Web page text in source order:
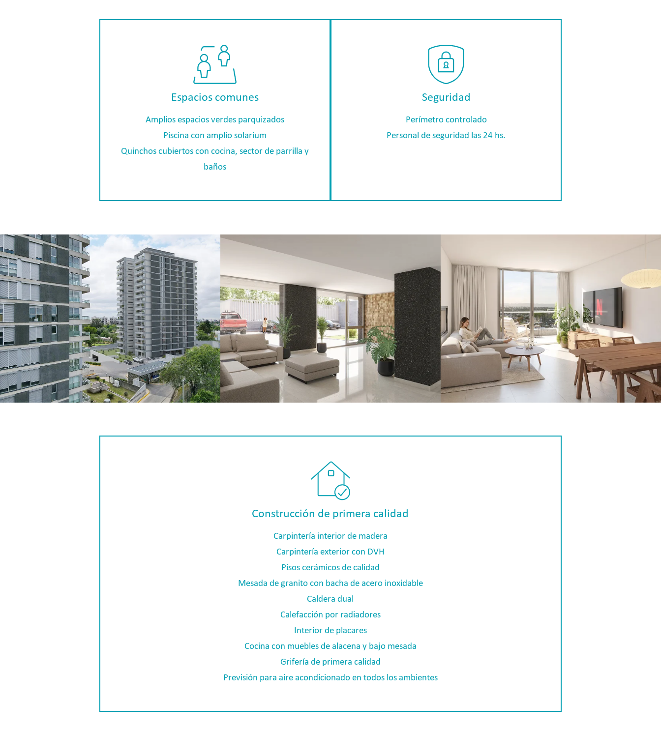
Espacios comunes
Amplios espacios verdes parquizados
Piscina con amplio solarium
Quinchos cubiertos con cocina, sector de parrilla y
baños
Seguridad
Perímetro controlado
Personal de seguridad las 24 hs.
Construcción de primera calidad
Carpintería interior de madera
Carpintería exterior con DVH
Pisos cerámicos de calidad
Mesada de granito con bacha de acero inoxidable
Caldera dual
Calefacción por radiadores
Interior de placares
Cocina con muebles de alacena y bajo mesada
Grifería de primera calidad
Previsión para aire acondicionado en todos los ambientes